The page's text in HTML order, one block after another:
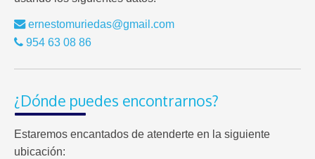
ernestomuriedas@gmail.com
954 63 08 86
¿Dónde puedes encontrarnos?
Estaremos encantados de atenderte en la siguiente
ubicación: